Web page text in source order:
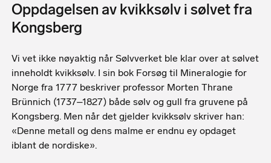
Oppdagelsen av kvikksølv i sølvet fra
Kongsberg
Vi vet ikke nøyaktig når Sølvverket ble klar over at sølvet
inneholdt kvikksølv. I sin bok Forsøg til Mineralogie for
Norge fra 1777 beskriver professor Morten Thrane
Brünnich (1737–1827) både sølv og gull fra gruvene på
Kongsberg. Men når det gjelder kvikksølv skriver han:
«Denne metall og dens malme er endnu ey opdaget
iblant de nordiske».